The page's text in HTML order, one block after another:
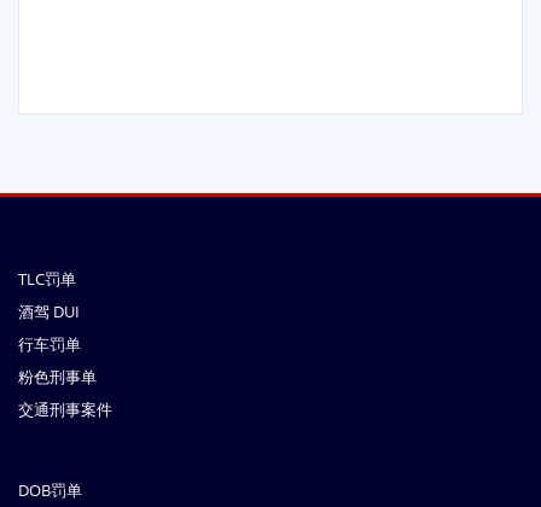
TLC罚单
酒驾 DUI
行车罚单
粉色刑事单
交通刑事案件
DOB罚单